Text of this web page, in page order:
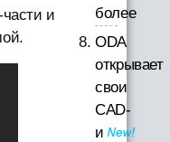
и
более
ODA
открывает
свои
CAD-
и